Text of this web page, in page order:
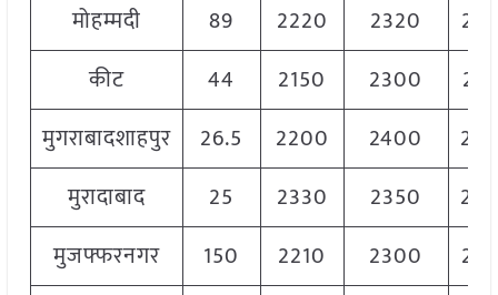
मोहम्मदी
89 2220 2320
कीट
44 2150 2300
मुगराबादशाहपुर
26.5 2200 2400
मुरादाबाद
25 2330 2350
मुजफ्फरनगर
150 2210 2300